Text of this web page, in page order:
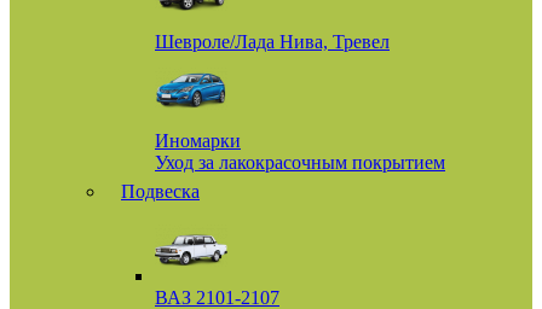
Шевроле/Лада Нива, Тревел
Иномарки
Уход за лакокрасочным покрытием
Подвеска
ВАЗ 2101-2107